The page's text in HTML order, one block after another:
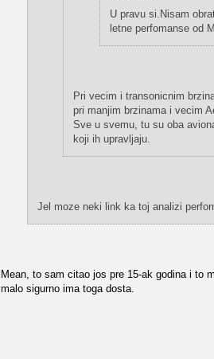
U pravu si.Nisam
letne perfomanse od
Pri vecim i transonicnim
pri manjim brzinama i vecim
Sve u svemu, tu su oba
koji ih upravljaju.
Jel moze neki link ka toj analizi
Mean, to sam citao jos pre 15-ak godina i to
malo sigurno ima toga dosta.